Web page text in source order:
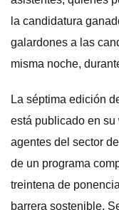
la candidatura
galardones a las
misma noche,
La séptima edición
está publicado en
agentes del sector
de un programa
treintena de
barrera sostenible.